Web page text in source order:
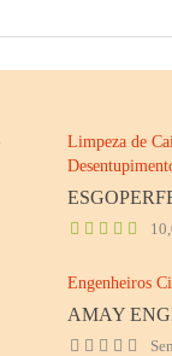
Limpeza de
Engenheiros
AMAY